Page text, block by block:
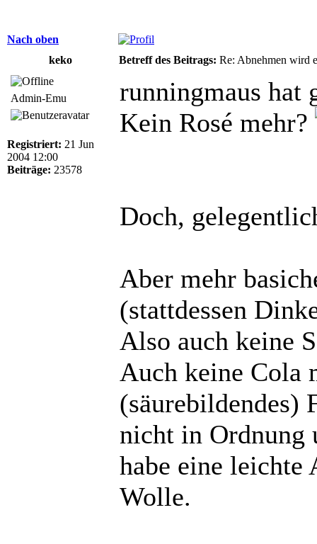
Nach oben
keko
Betreff des Beitrags: Re: Abnehmen wird
Admin-Emu
Registriert: 21 Jun
2004 12:00
Beiträge: 23578
runningmaus hat
Kein Rosé mehr?
Doch,
Aber mehr
(stattdessen
Also auch keine
Auch keine Cola
(säurebildendes)
nicht in Ordnung
habe eine leichte
Wolle.